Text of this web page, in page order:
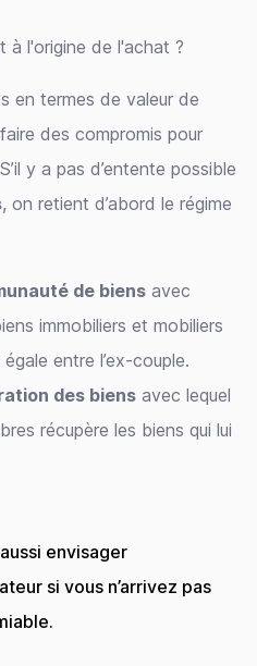
à l'origine de l'achat ?
en termes de valeur de
des compromis pour
y a pas d’entente possible
, on retient d’abord le régime
de biens avec
immobiliers et mobiliers
entre l’ex-couple.
des biens avec lequel
récupère les biens qui lui
envisager
si vous n’arrivez pas